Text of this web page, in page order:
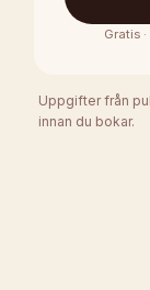
Gratis
Uppgifter från
innan du bokar.